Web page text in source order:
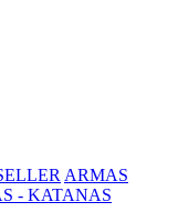
ARMAS
- KATANAS